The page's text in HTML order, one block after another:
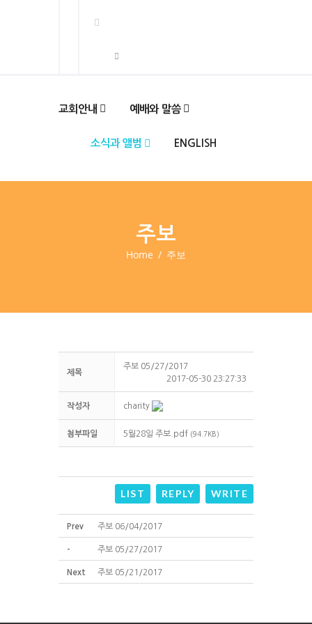
교회안내 예배와 말씀
소식과 앨범 ENGLISH
주보
Home 주보
제목
주보 05/27/2017
2017-05-30 23:27:33
작성자 charity
첨부파일 5월28일 주보.pdf (94.7KB)
LIST REPLY WRITE
Prev 주보 06/04/2017
- 주보 05/27/2017
Next 주보 05/21/2017